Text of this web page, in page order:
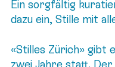
Ein sorgfältig
dazu ein, Stille mit
«Stilles Zürich» gibt